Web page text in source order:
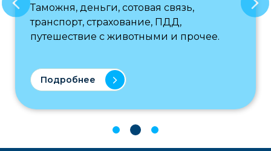
Таможня, деньги, сотовая связь,
транспорт, страхование, ПДД,
путешествие с животными и прочее.
Подробнее